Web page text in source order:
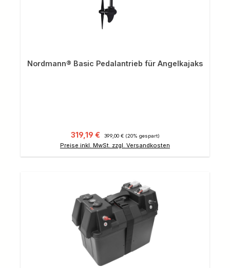
Nordmann® Basic Pedalantrieb für Angelkajaks
Verkaufspreis:
319,19 € Regulärer Preis:
399,00 € (20% gespart)
Preise inkl. MwSt. zzgl. Versandkosten